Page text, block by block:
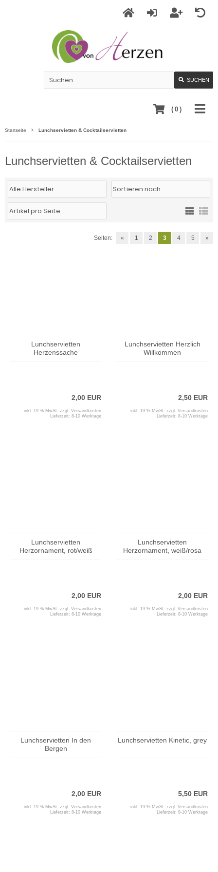
SUCHEN
( 0 )
Startseite Lunchservietten & Cocktailservietten
Lunchservietten & Cocktailservietten
Seiten: « 1 2 3 4 5 »
Lunchservietten
Herzenssache
2,00 EUR
inkl. 19 % MwSt. zzgl. Versandkosten
Lieferzeit: 8-10 Werktage
Lunchservietten Herzlich
Willkommen
2,50 EUR
inkl. 19 % MwSt. zzgl. Versandkosten
Lieferzeit: 8-10 Werktage
Lunchservietten
Herzornament, rot/weiß
2,00 EUR
inkl. 19 % MwSt. zzgl. Versandkosten
Lieferzeit: 8-10 Werktage
Lunchservietten
Herzornament, weiß/rosa
2,00 EUR
inkl. 19 % MwSt. zzgl. Versandkosten
Lieferzeit: 8-10 Werktage
Lunchservietten In den
Bergen
2,00 EUR
inkl. 19 % MwSt. zzgl. Versandkosten
Lieferzeit: 8-10 Werktage
Lunchservietten Kinetic, grey
5,50 EUR
inkl. 19 % MwSt. zzgl. Versandkosten
Lieferzeit: 8-10 Werktage